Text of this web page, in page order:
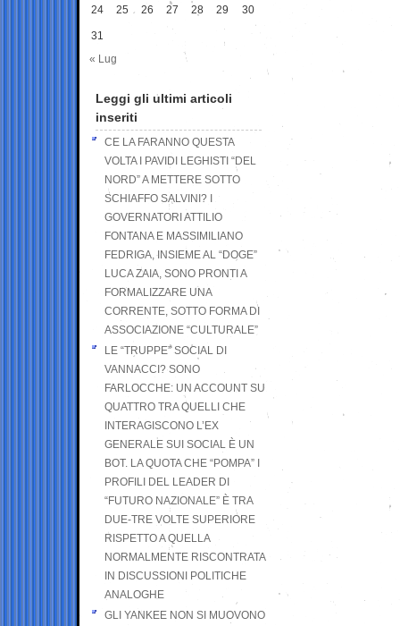
24 25 26 27 28 29 30
31
« Lug
Leggi gli ultimi articoli
inseriti
CE LA FARANNO QUESTA
VOLTA I PAVIDI LEGHISTI “DEL
NORD” A METTERE SOTTO
SCHIAFFO SALVINI? I
GOVERNATORI ATTILIO
FONTANA E MASSIMILIANO
FEDRIGA, INSIEME AL “DOGE”
LUCA ZAIA, SONO PRONTI A
FORMALIZZARE UNA
CORRENTE, SOTTO FORMA DI
ASSOCIAZIONE “CULTURALE”
LE “TRUPPE” SOCIAL DI
VANNACCI? SONO
FARLOCCHE: UN ACCOUNT SU
QUATTRO TRA QUELLI CHE
INTERAGISCONO L’EX
GENERALE SUI SOCIAL È UN
BOT. LA QUOTA CHE “POMPA” I
PROFILI DEL LEADER DI
“FUTURO NAZIONALE” È TRA
DUE-TRE VOLTE SUPERIORE
RISPETTO A QUELLA
NORMALMENTE RISCONTRATA
IN DISCUSSIONI POLITICHE
ANALOGHE
GLI YANKEE NON SI MUOVONO